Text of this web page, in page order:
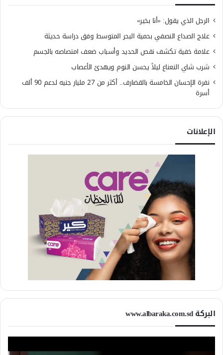
الرجل الذي يقول: «أنا بخير»
علاج الصداع النصفي بحمية البحر المتوسط وفق دراسة حديثة
علامة خفية تكشف نقص الحديد وأسباب ضعف امتصاصه بالجسم
شرب شاي النعناع ليلاً يحسن النوم ويهدئ الأعصاب
نفرة الإحسان الخامسة بالقضارف.. أكثر من 27 مليار جنيه لدعم 90 ألف
أسرة
الإعلانات
البركة www.albaraka.com.sd